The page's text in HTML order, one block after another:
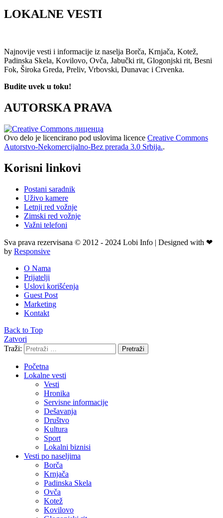
LOKALNE VESTI
Najnovije vesti i informacije iz naselja Borča, Krnjača, Kotež,
Padinska Skela, Kovilovo, Ovča, Jabučki rit, Glogonjski rit, Besni
Fok, Široka Greda, Preliv, Vrbovski, Dunavac i Crvenka.
Budite uvek u toku!
AUTORSKA PRAVA
Ovo delo je licencirano pod uslovima licence Creative Commons
Autorstvo-Nekomercijalno-Bez prerada 3.0 Srbija..
Korisni linkovi
Postani saradnik
Uživo kamere
Letnji red vožnje
Zimski red vožnje
Važni telefoni
Sva prava rezervisana © 2012 - 2024 Lobi Info | Designed with ❤
by Responsive
O Nama
Prijatelji
Uslovi korišćenja
Guest Post
Marketing
Kontakt
Back to Top
Zatvori
Traži:
Pretraži
Početna
Lokalne vesti
Vesti
Hronika
Servisne informacije
Dešavanja
Društvo
Kultura
Sport
Lokalni biznisi
Vesti po naseljima
Borča
Krnjača
Padinska Skela
Ovča
Kotež
Kovilovo